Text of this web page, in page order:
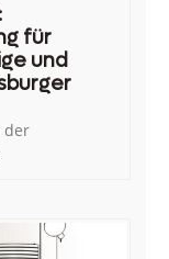
für
und
der